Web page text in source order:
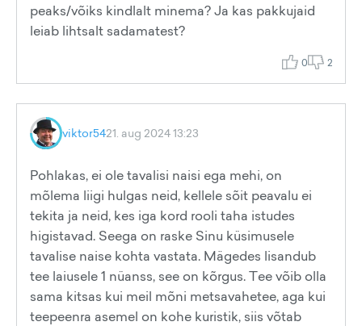
peaks/võiks kindlalt minema? Ja kas pakkujaid
leiab lihtsalt sadamatest?
0 2
viktor5421. aug 2024 13:23
Pohlakas, ei ole tavalisi naisi ega mehi, on
mõlema liigi hulgas neid, kellele sõit peavalu ei
tekita ja neid, kes iga kord rooli taha istudes
higistavad. Seega on raske Sinu küsimusele
tavalise naise kohta vastata. Mägedes lisandub
tee laiusele 1 nüanss, see on kõrgus. Tee võib olla
sama kitsas kui meil mõni metsavahetee, aga kui
teepeenra asemel on kohe kuristik, siis võtab